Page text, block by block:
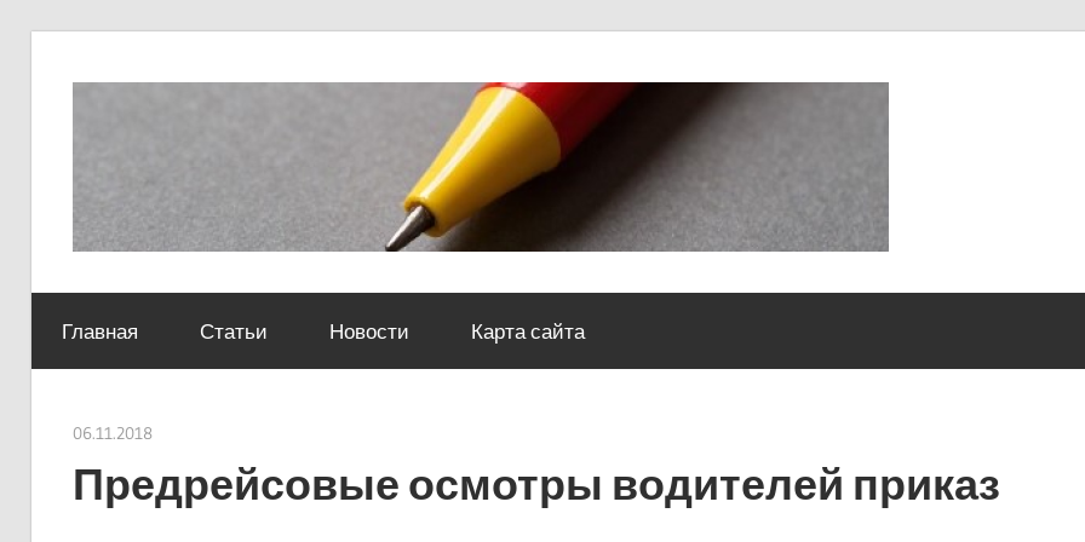
юридический
центр
Главная Статьи Новости Карта сайта
06.11.2018Евгений Георгиевич
Предрейсовые осмотры водителей приказ